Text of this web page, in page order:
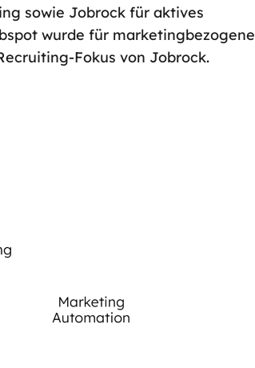
sowie Jobrock für aktives
wurde für marketingbezogene
Fokus von Jobrock.